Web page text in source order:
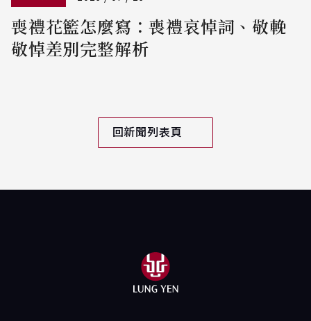
喪禮花籃怎麼寫：喪禮哀悼詞、敬輓
敬悼差別完整解析
回新聞列表頁